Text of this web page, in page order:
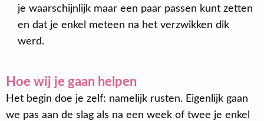
je waarschijnlijk maar een paar passen kunt zetten
en dat je enkel meteen na het verzwikken dik
werd.
Hoe wij je gaan helpen
Het begin doe je zelf: namelijk rusten. Eigenlijk gaan
we pas aan de slag als na een week of twee je enkel